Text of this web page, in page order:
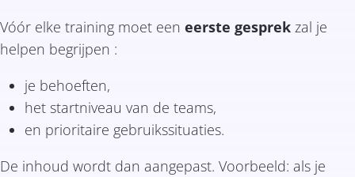
Vóór elke training moet een eerste gesprek zal je
helpen begrijpen :
je behoeften,
het startniveau van de teams,
en prioritaire gebruikssituaties.
De inhoud wordt dan aangepast. Voorbeeld: als je